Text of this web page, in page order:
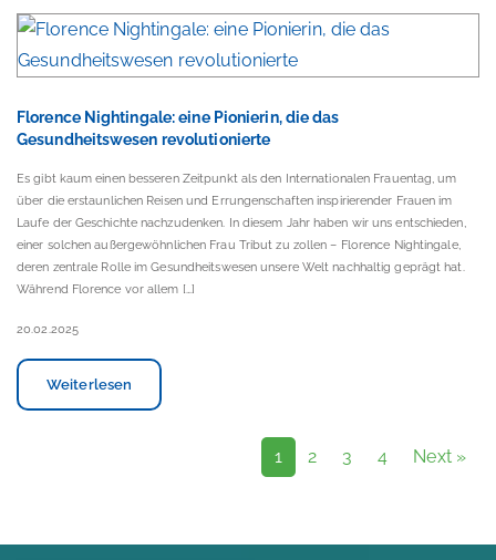
Florence Nightingale: eine Pionierin, die das
Gesundheitswesen revolutionierte
Es gibt kaum einen besseren Zeitpunkt als den Internationalen Frauentag, um
über die erstaunlichen Reisen und Errungenschaften inspirierender Frauen im
Laufe der Geschichte nachzudenken. In diesem Jahr haben wir uns entschieden,
einer solchen außergewöhnlichen Frau Tribut zu zollen – Florence Nightingale,
deren zentrale Rolle im Gesundheitswesen unsere Welt nachhaltig geprägt hat.
Während Florence vor allem […]
20.02.2025
Weiterlesen
1 2 3 4 Next »